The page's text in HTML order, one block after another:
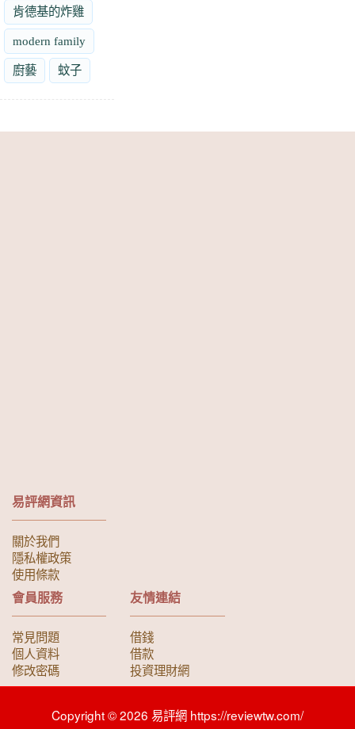
肯德基的炸雞
modern family
廚藝 蚊子
易評網資訊
關於我們
隱私權政策
使用條款
會員服務
常見問題
個人資料
修改密碼
友情連結
借錢
借款
投資理財網
Copyright © 2026 易評網 https://reviewtw.com/